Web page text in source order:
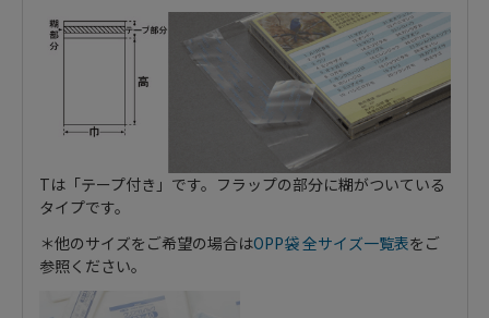
Tは「テープ付き」です。フラップの部分に糊がついている
タイプです。
＊他のサイズをご希望の場合はOPP袋 全サイズ一覧表をご
参照ください。